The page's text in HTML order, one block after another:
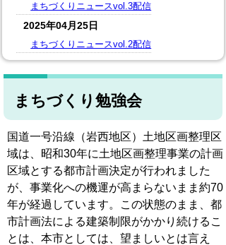
まちづくりニュースvol.3配信
2025年04月25日
まちづくりニュースvol.2配信
まちづくり勉強会
国道一号沿線（岩西地区）土地区画整理区
域は、昭和30年に土地区画整理事業の計画
区域とする都市計画決定が行われました
が、事業化への機運が高まらないまま約70
年が経過しています。この状態のまま、都
市計画法による建築制限がかかり続けるこ
とは、本市としては、望ましいとは言え